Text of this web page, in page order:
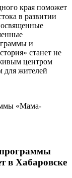
края поможет
в развитии
и
станет не
центром
для жителей
в Хабаровске